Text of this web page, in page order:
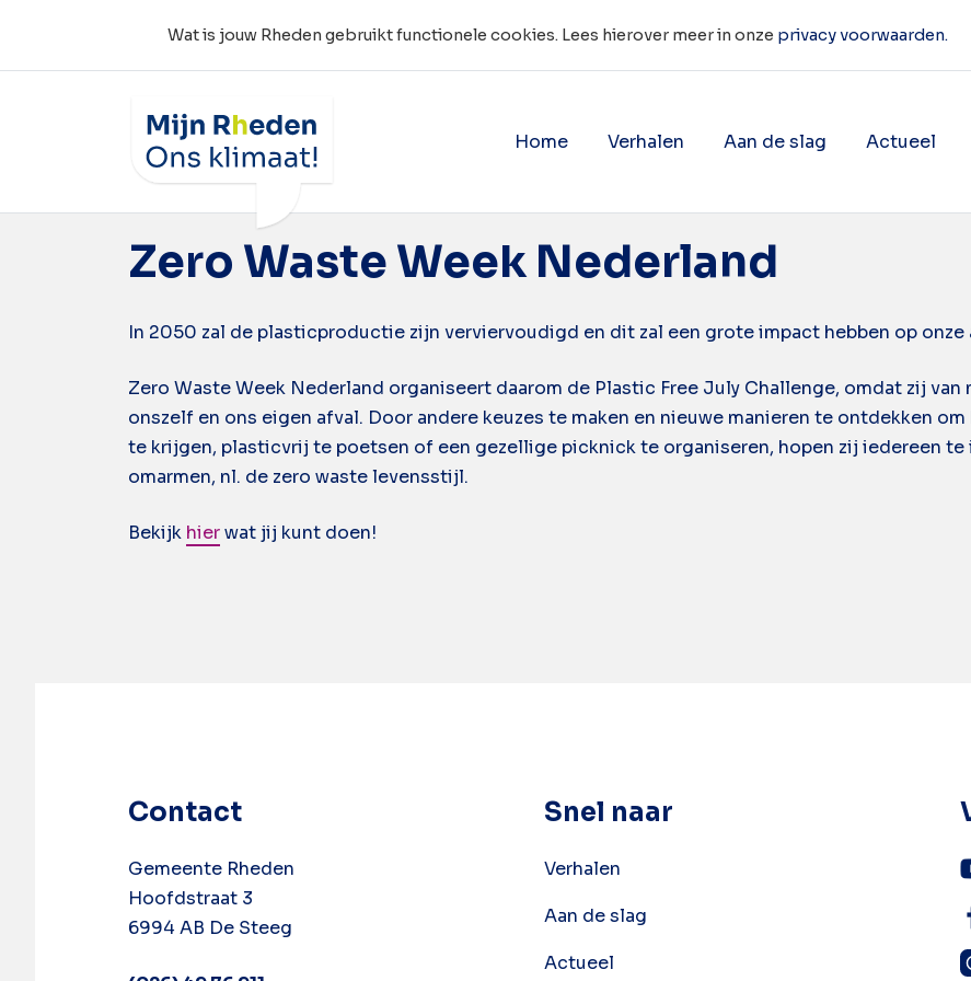
Wat is jouw Rheden gebruikt functionele cookies. Lees hierover meer in onze privacy voorwaarden.
Wat is jouw Rheden
Home
Verhalen
Aan de slag
Actueel
Tag:zero waste
Zero Waste Week Nederland
In 2050 zal de plasticproductie zijn verviervoudigd en dit zal een grote impact hebben op
Zero Waste Week Nederland organiseert daarom de Plastic Free July Challenge, omdat zij
onszelf en ons eigen afval. Door andere keuzes te maken en nieuwe manieren te ontdekken
te krijgen, plasticvrij te poetsen of een gezellige picknick te organiseren, hopen zij iedereen
omarmen, nl. de zero waste levensstijl.
Bekijk hierwat jij kunt doen!
Contact
Gemeente Rheden
Hoofdstraat 3
6994 AB De Steeg
Snel naar
Verhalen
Aan de slag
Actueel